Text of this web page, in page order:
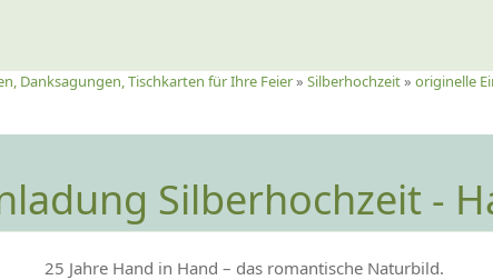
Danksagungen, Tischkarten für Ihre Feier» Silberhochzeit» originelle
Silberhochzeit -
25 Jahre Hand in Hand – das romantische Naturbild.